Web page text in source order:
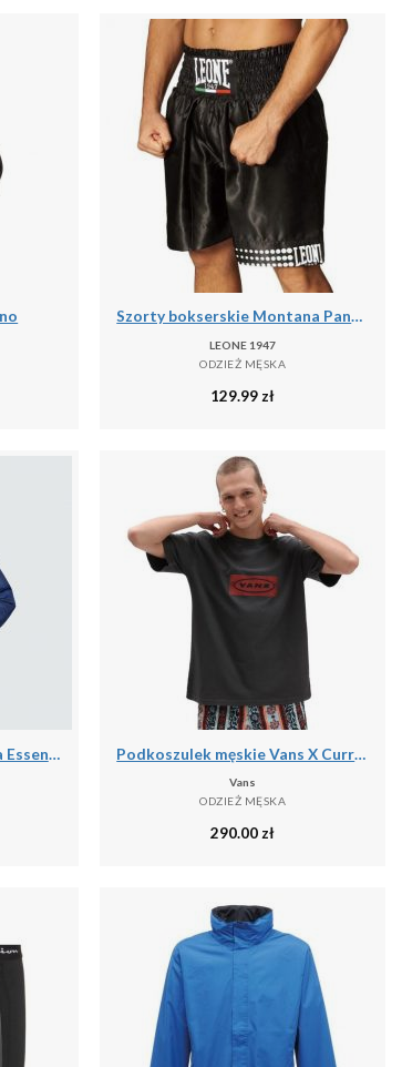
Szorty bokserskie Montana Pantaloncino
LEONE 1947
ODZIEŻ MĘSKA
129.99 zł
Puchowa ocieplana kurtka Essentials Highloft Podkoszulek męskie Vans X Curren X Knost
Vans
ODZIEŻ MĘSKA
290.00 zł